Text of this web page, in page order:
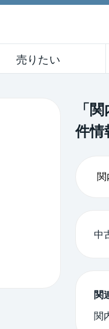
売りたい
「
件情
中
関
関